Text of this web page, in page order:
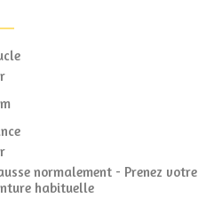
normalement - Prenez votre
habituelle